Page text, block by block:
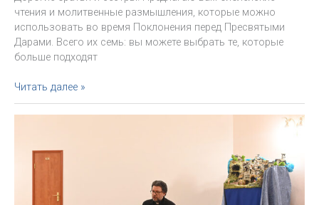
чтения и молитвенные размышления, которые можно
использовать во время Поклонения перед Пресвятыми
Дарами. Всего их семь: вы можете выбрать те, которые
больше подходят
Молитвы
и
размышления
призваниях
Читать далее »